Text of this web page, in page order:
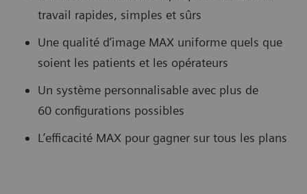
travail rapides, simples et sûrs
Une qualité d’image MAX uniforme quels que
soient les patients et les opérateurs
Un système personnalisable avec plus de
60 configurations possibles
L’efficacité MAX pour gagner sur tous les plans